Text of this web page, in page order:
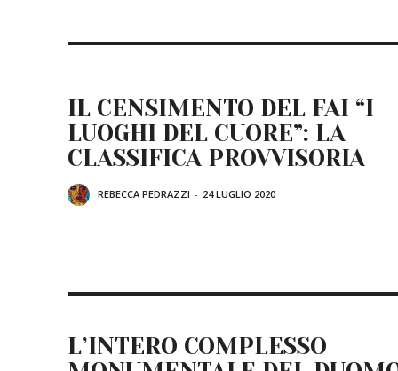
IL CENSIMENTO DEL FAI “I
LUOGHI DEL CUORE”: LA
CLASSIFICA PROVVISORIA
REBECCA PEDRAZZI - 24 LUGLIO 2020
L’INTERO COMPLESSO